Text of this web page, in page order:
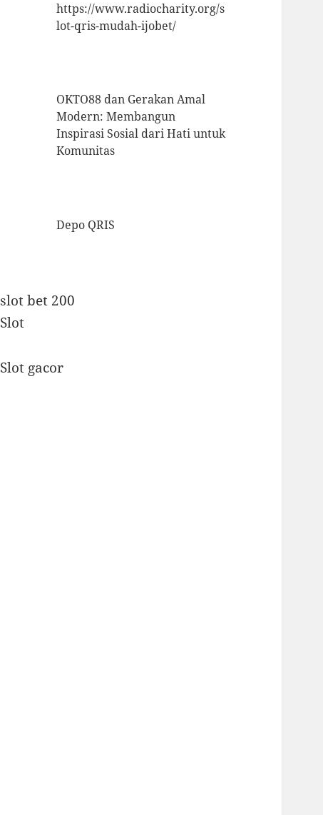
https://www.radiocharity.org/s
lot-qris-mudah-ijobet/
OKTO88 dan Gerakan Amal
Modern: Membangun
Inspirasi Sosial dari Hati untuk
Komunitas
Depo QRIS
slot bet 200
Slot
Slot gacor